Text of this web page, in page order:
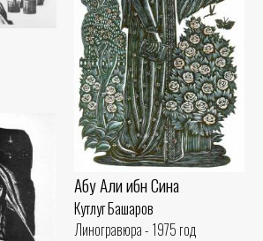
Абу Али ибн Сина
Кутлуг Башаров
Линогравюра - 1975 год